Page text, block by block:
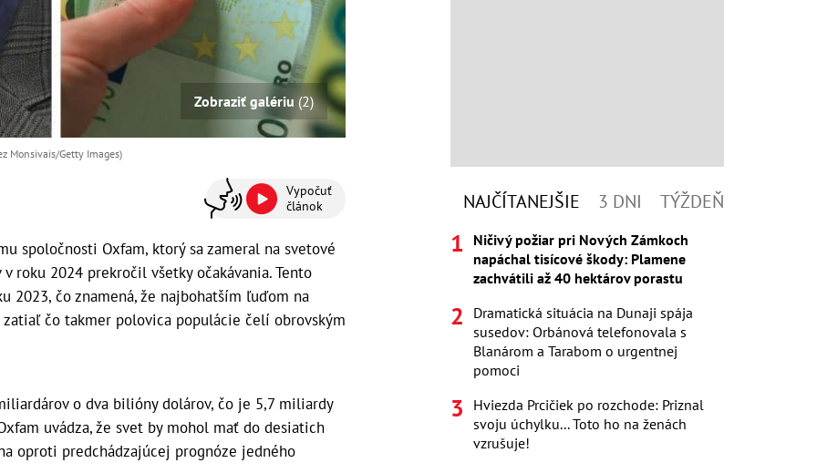
Zobraziť galériu (2)
Monsivais/Getty Images)
Vypočuť
článok
spoločnosti Oxfam, ktorý sa zameral na svetové
roku 2024 prekročil všetky očakávania. Tento
2023, čo znamená, že najbohatším ľuďom na
čo takmer polovica populácie čelí obrovským
o dva bilióny dolárov, čo je 5,7 miliardy
uvádza, že svet by mohol mať do desiatich
oproti predchádzajúcej prognóze jedného
NAJČÍTANEJŠIE 3 DNI TÝŽDEŇ
Ničivý požiar pri Nových Zámkoch
napáchal tisícové škody: Plamene
zachvátili až 40 hektárov porastu
Dramatická situácia na Dunaji spája
susedov: Orbánová telefonovala s
Blanárom a Tarabom o urgentnej
pomoci
Hviezda Prcičiek po rozchode: Priznal
svoju úchylku... Toto ho na ženách
vzrušuje!